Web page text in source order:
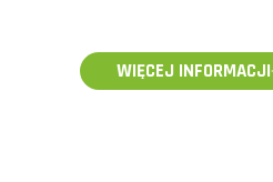
WIĘCEJ INFORMACJI